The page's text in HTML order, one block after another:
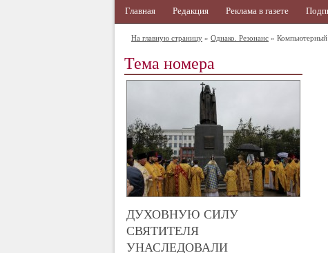
Главная Редакция Реклама в газете
На главную страницу » Однако. Резонанс » Компьютерный
Тема номера
ДУХОВНУЮ СИЛУ
СВЯТИТЕЛЯ
УНАСЛЕДОВАЛИ